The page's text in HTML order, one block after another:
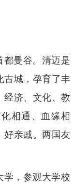
都曼谷。清迈是
古城，孕育了丰
经济、文化、教
相通、血缘相
好亲戚。两国友
学，参观大学校